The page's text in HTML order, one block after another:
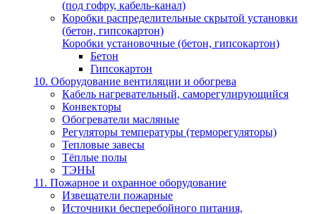
(под гофру, кабель-канал)
Коробки распределительные скрытой установки
(бетон, гипсокартон)
Коробки установочные (бетон, гипсокартон)
Бетон
Гипсокартон
10. Оборудование вентиляции и обогрева
Кабель нагревательный, саморегулирующийся
Конвекторы
Обогреватели масляные
Регуляторы температуры (терморегуляторы)
Тепловые завесы
Тёплые полы
ТЭНЫ
11. Пожарное и охранное оборудование
Извещатели пожарные
Источники бесперебойного питания,